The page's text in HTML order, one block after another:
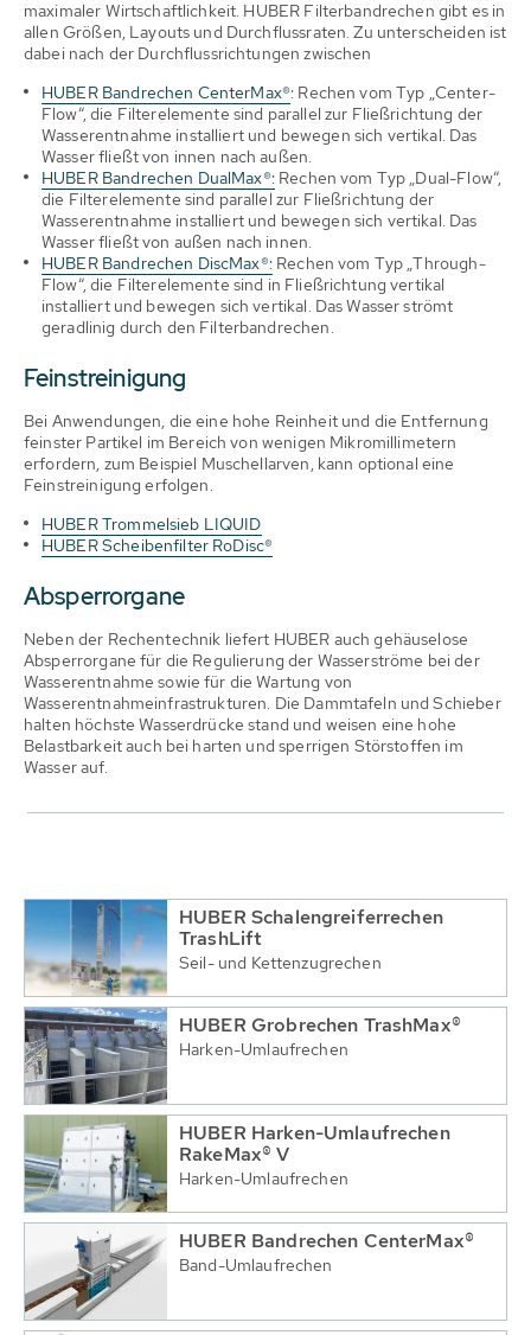
maximaler Wirtschaftlichkeit. HUBER Filterbandrechen gibt es in
allen Größen, Layouts und Durchflussraten. Zu unterscheiden ist
dabei nach der Durchflussrichtungen zwischen
HUBER Bandrechen CenterMax®: Rechen vom Typ „Center-
Flow“, die Filterelemente sind parallel zur Fließrichtung der
Wasserentnahme installiert und bewegen sich vertikal. Das
Wasser fließt von innen nach außen.
HUBER Bandrechen DualMax®:Rechen vom Typ „Dual-Flow“,
die Filterelemente sind parallel zur Fließrichtung der
Wasserentnahme installiert und bewegen sich vertikal. Das
Wasser fließt von außen nach innen.
HUBER Bandrechen DiscMax®:Rechen vom Typ „Through-
Flow“, die Filterelemente sind in Fließrichtung vertikal
installiert und bewegen sich vertikal. Das Wasser strömt
geradlinig durch den Filterbandrechen.
Feinstreinigung
Bei Anwendungen, die eine hohe Reinheit und die Entfernung
feinster Partikel im Bereich von wenigen Mikromillimetern
erfordern, zum Beispiel Muschellarven, kann optional eine
Feinstreinigung erfolgen.
HUBER Trommelsieb LIQUID
HUBER Scheibenfilter RoDisc®
Absperrorgane
Neben der Rechentechnik liefert HUBER auch gehäuselose
Absperrorgane für die Regulierung der Wasserströme bei der
Wasserentnahme sowie für die Wartung von
Wasserentnahmeinfrastrukturen. Die Dammtafeln und Schieber
halten höchste Wasserdrücke stand und weisen eine hohe
Belastbarkeit auch bei harten und sperrigen Störstoffen im
Wasser auf.
HUBER Schalengreiferrechen
TrashLift
Seil- und Kettenzugrechen
HUBER Grobrechen TrashMax®
Harken-Umlaufrechen
HUBER Harken-Umlaufrechen
RakeMax® V
Harken-Umlaufrechen
HUBER Bandrechen CenterMax®
Band-Umlaufrechen